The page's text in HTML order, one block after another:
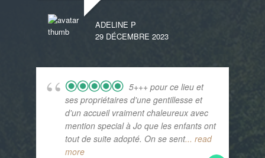
ADELINE P
29 DÉCEMBRE 2023
5+++ pour ce lieu et
ses propriétaires d'une gentillesse et
d'un accueil vraiment chaleureux avec
mention special à Jo que les enfants ont
tout de suite adopté. On se sent... read
more